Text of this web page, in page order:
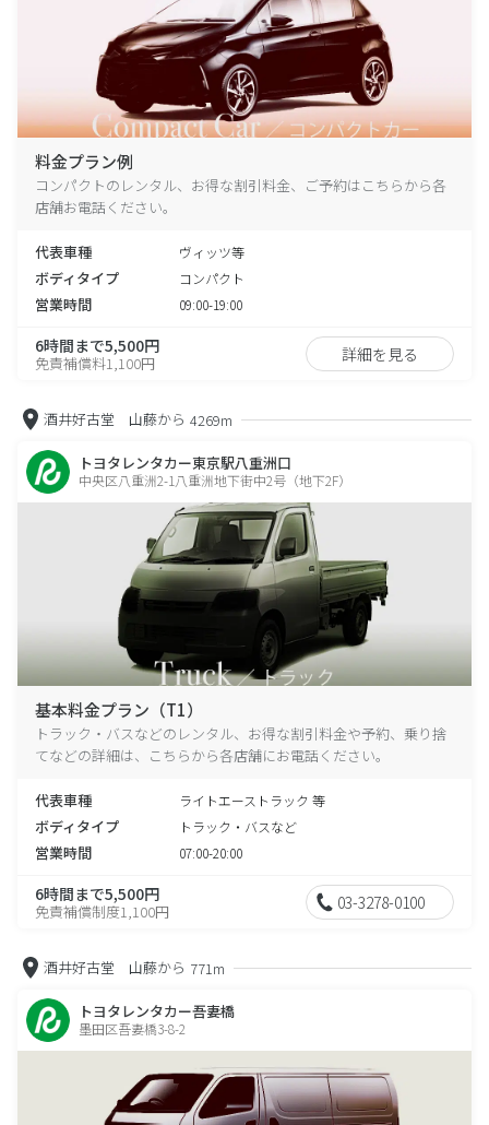
料金プラン例
コンパクトのレンタル、お得な割引料金、ご予約はこちらから各
店舗お電話ください。
代表車種 ヴィッツ等
ボディタイプ コンパクト
営業時間 09:00-19:00
6時間まで5,500円
免責補償料1,100円 詳細を見る
酒井好古堂 山藤から 4269m
トヨタレンタカー東京駅八重洲口
中央区八重洲2-1八重洲地下街中2号（地下2F）
基本料金プラン（T1）
トラック・バスなどのレンタル、お得な割引料金や予約、乗り捨
てなどの詳細は、こちらから各店舗にお電話ください。
代表車種 ライトエーストラック 等
ボディタイプ トラック・バスなど
営業時間 07:00-20:00
6時間まで5,500円
免責補償制度1,100円 03-3278-0100
酒井好古堂 山藤から 771m
トヨタレンタカー吾妻橋
墨田区吾妻橋3-8-2